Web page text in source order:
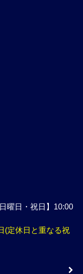
・祝日】10:00
(定休日と重なる祝